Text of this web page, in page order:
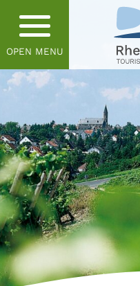
OPEN MENU